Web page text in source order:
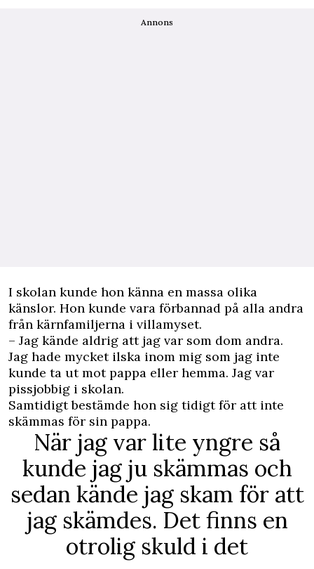
Annons
I skolan kunde hon känna en massa olika
känslor. Hon kunde vara förbannad på alla andra
från kärnfamiljerna i villamyset.
– Jag kände aldrig att jag var som dom andra.
Jag hade mycket ilska inom mig som jag inte
kunde ta ut mot pappa eller hemma. Jag var
pissjobbig i skolan.
Samtidigt bestämde hon sig tidigt för att inte
skämmas för sin pappa.
När jag var lite yngre så
kunde jag ju skämmas och
sedan kände jag skam för att
jag skämdes. Det finns en
otrolig skuld i det